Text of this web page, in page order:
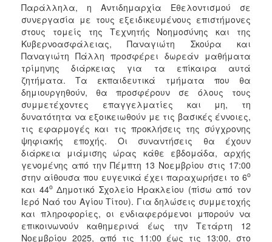
Παράλληλα, η Αντιδημαρχία Εθελοντισμού σε
συνεργασία με τους εξειδικευμένους επιστήμονες
στους τομείς της Τεχνητής Νοημοσύνης και της
Κυβερνοασφάλειας, Παναγιώτη Σκούρα και
Παναγιώτη Πάλλη προσφέρει δωρεάν μαθήματα
τρίμηνης διάρκειας για τα επίκαιρα αυτά
ζητήματα. Τα εκπαιδευτικά τμήματα που θα
δημιουργηθούν, θα προσφέρουν σε όλους τους
συμμετέχοντες επαγγελματίες και μη, τη
δυνατότητα να εξοικειωθούν με τις βασικές έννοιες,
τις εφαρμογές και τις προκλήσεις της σύγχρονης
ψηφιακής εποχής. Οι συναντήσεις θα έχουν
διάρκεια μιάμισης ώρας κάθε εβδομάδα, αρχής
γενομένης από την Πέμπτη 13 Νοεμβρίου στις 17:00
στην αίθουσα που ευγενικά έχει παραχωρήσει το 6ο
και 44οΔημοτικό Σχολείο Ηρακλείου (πίσω από τον
Ιερό Ναό του Αγίου Τίτου). Για δηλώσεις συμμετοχής
και πληροφορίες, οι ενδιαφερόμενοι μπορούν να
επικοινωνούν καθημερινά έως την Τετάρτη 12
Νοεμβρίου 2025, από τις 11:00 έως τις 13:00, στο